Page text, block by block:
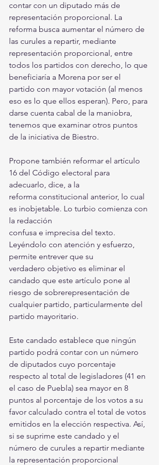
contar con un diputado más de
representación proporcional. La
reforma busca aumentar el número de
las curules a repartir, mediante
representación proporcional, entre
todos los partidos con derecho, lo que
beneficiaría a Morena por ser el
partido con mayor votación (al menos
eso es lo que ellos esperan). Pero, para
darse cuenta cabal de la maniobra,
tenemos que examinar otros puntos
de la iniciativa de Biestro.
Propone también reformar el artículo
16 del Código electoral para
adecuarlo, dice, a la
reforma constitucional anterior, lo cual
es inobjetable. Lo turbio comienza con
la redacción
confusa e imprecisa del texto.
Leyéndolo con atención y esfuerzo,
permite entrever que su
verdadero objetivo es eliminar el
candado que este artículo pone al
riesgo de sobrerepresentación de
cualquier partido, particularmente del
partido mayoritario.
Este candado establece que ningún
partido podrá contar con un número
de diputados cuyo porcentaje
respecto al total de legisladores (41 en
el caso de Puebla) sea mayor en 8
puntos al porcentaje de los votos a su
favor calculado contra el total de votos
emitidos en la elección respectiva. Así,
si se suprime este candado y el
número de curules a repartir mediante
la representación proporcional